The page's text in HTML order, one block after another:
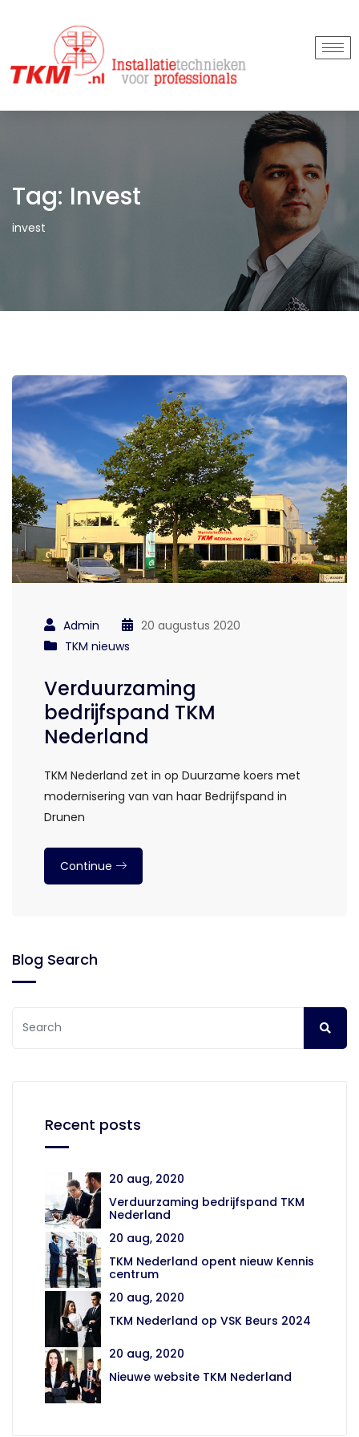
Tag: Invest
invest
Admin
20 augustus 2020
TKM nieuws
Verduurzaming
bedrijfspand TKM
Nederland
TKM Nederland zet in op Duurzame koers met
modernisering van van haar Bedrijfspand in
Drunen
Continue
Blog Search
Recent posts
20 aug, 2020
Verduurzaming bedrijfspand TKM
Nederland
20 aug, 2020
TKM Nederland opent nieuw Kennis
centrum
20 aug, 2020
TKM Nederland op VSK Beurs 2024
20 aug, 2020
Nieuwe website TKM Nederland